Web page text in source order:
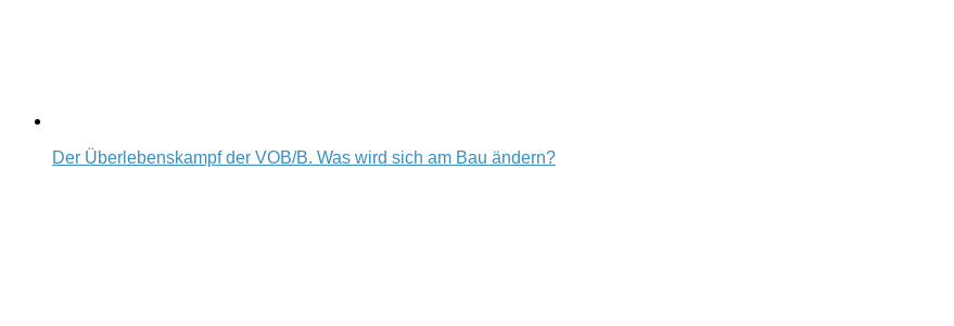
Der Überlebenskampf der VOB/B. Was wird sich am Bau ändern?